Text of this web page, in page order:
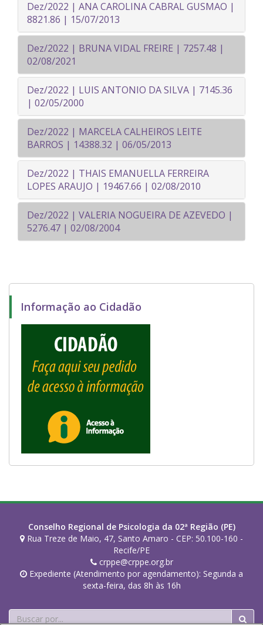
Dez/2022 | ANA CAROLINA CABRAL GUSMAO |
8821.86 | 15/07/2013
Dez/2022 | BRUNA VIDAL FREIRE | 7257.48 |
02/08/2021
Dez/2022 | LUIS ANTONIO DA SILVA | 7145.36
| 02/05/2000
Dez/2022 | MARCELA CALHEIROS LEITE
BARROS | 14388.32 | 06/05/2013
Dez/2022 | THAIS EMANUELLA FERREIRA
LOPES ARAUJO | 19467.66 | 02/08/2010
Dez/2022 | VALERIA NOGUEIRA DE AZEVEDO |
5276.47 | 02/08/2004
Informação ao Cidadão
Conselho Regional de Psicologia da 02ª Região (PE)
Rua Treze de Maio, 47, Santo Amaro - CEP: 50.100-160 -
Recife/PE
crppe@crppe.org.br
Expediente (Atendimento por agendamento): Segunda a
sexta-feira, das 8h às 16h
Buscar